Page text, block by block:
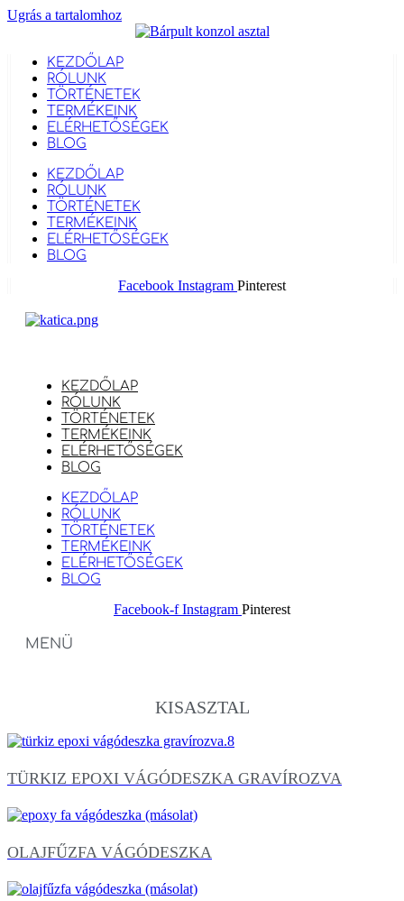
Ugrás a tartalomhoz
KEZDŐLAP
RÓLUNK
TÖRTÉNETEK
TERMÉKEINK
ELÉRHETŐSÉGEK
BLOG
KEZDŐLAP
RÓLUNK
TÖRTÉNETEK
TERMÉKEINK
ELÉRHETŐSÉGEK
BLOG
Facebook Instagram Pinterest
KEZDŐLAP
RÓLUNK
TÖRTÉNETEK
TERMÉKEINK
ELÉRHETŐSÉGEK
BLOG
KEZDŐLAP
RÓLUNK
TÖRTÉNETEK
TERMÉKEINK
ELÉRHETŐSÉGEK
BLOG
Facebook-f Instagram Pinterest
MENÜ
KISASZTAL
TÜRKIZ EPOXI VÁGÓDESZKA GRAVÍROZVA
OLAJFŰZFA VÁGÓDESZKA